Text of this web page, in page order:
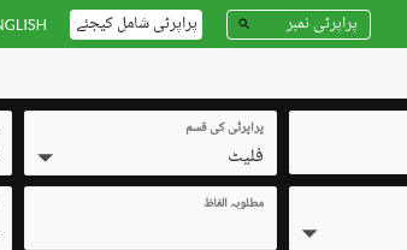
پراپرٹی شامل کیجئے
پراپرٹی کی قسم
فلیٹ
مطلوبہ الفاظ